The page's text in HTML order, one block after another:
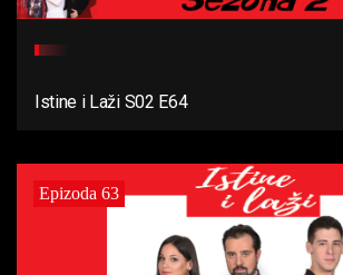
Istine i Laži S02 E64
Epizoda 63